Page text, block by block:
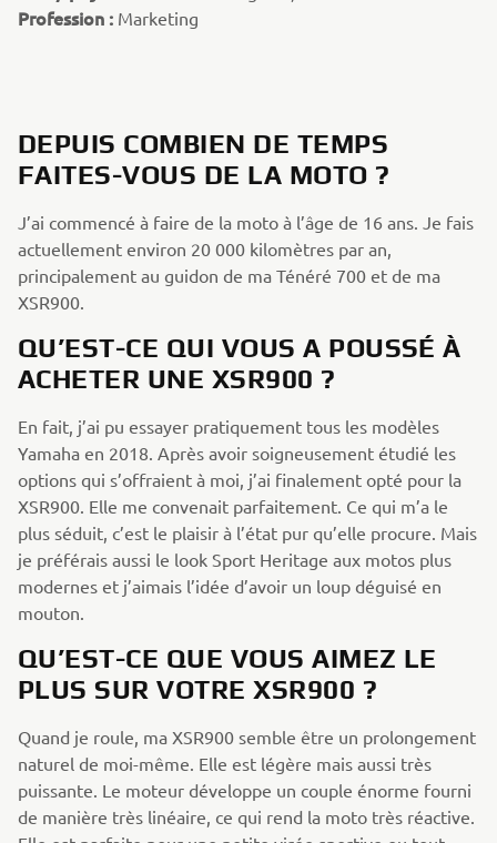
Profession : Marketing
DEPUIS COMBIEN DE TEMPS
FAITES-VOUS DE LA MOTO ?
J’ai commencé à faire de la moto à l’âge de 16 ans. Je fais
actuellement environ 20 000 kilomètres par an,
principalement au guidon de ma Ténéré 700 et de ma
XSR900.
QU’EST-CE QUI VOUS A POUSSÉ À
ACHETER UNE XSR900 ?
En fait, j’ai pu essayer pratiquement tous les modèles
Yamaha en 2018. Après avoir soigneusement étudié les
options qui s’offraient à moi, j’ai finalement opté pour la
XSR900. Elle me convenait parfaitement. Ce qui m’a le
plus séduit, c’est le plaisir à l’état pur qu’elle procure. Mais
je préférais aussi le look Sport Heritage aux motos plus
modernes et j’aimais l’idée d’avoir un loup déguisé en
mouton.
QU’EST-CE QUE VOUS AIMEZ LE
PLUS SUR VOTRE XSR900 ?
Quand je roule, ma XSR900 semble être un prolongement
naturel de moi-même. Elle est légère mais aussi très
puissante. Le moteur développe un couple énorme fourni
de manière très linéaire, ce qui rend la moto très réactive.